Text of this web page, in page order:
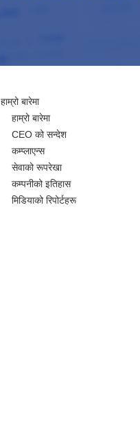
हाम्रो बारेमा
हाम्रो बारेमा
CEO को सन्देश
कम्प्लाएन्स
सेवाको रूपरेखा
कम्पनीको इतिहास
मिडियाको रिपोर्टहरू